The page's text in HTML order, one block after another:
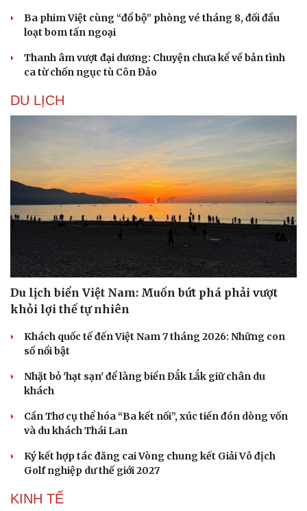
Ba phim Việt cùng “đổ bộ” phòng vé tháng 8, đối đầu
loạt bom tấn ngoại
Thanh âm vượt đại dương: Chuyện chưa kể về bản tình
ca từ chốn ngục tù Côn Đảo
DU LỊCH
Du lịch biển Việt Nam: Muốn bứt phá phải vượt
khỏi lợi thế tự nhiên
Khách quốc tế đến Việt Nam 7 tháng 2026: Những con
số nổi bật
Nhặt bỏ 'hạt sạn' để làng biển Đắk Lắk giữ chân du
khách
Cần Thơ cụ thể hóa “Ba kết nối”, xúc tiến đón dòng vốn
và du khách Thái Lan
Ký kết hợp tác đăng cai Vòng chung kết Giải Vô địch
Golf nghiệp dư thế giới 2027
KINH TẾ